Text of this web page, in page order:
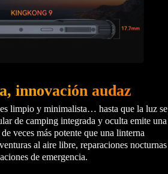
innovación audaz
limpio y minimalista… hasta que la luz se
de camping integrada y oculta emite una
veces más potente que una linterna
al aire libre, reparaciones nocturnas
de emergencia.